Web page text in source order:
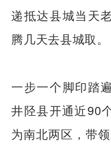
递抵达县城当天
腾几天去县城取。
一步一个脚印踏
井陉县开通近90
为南北两区，带